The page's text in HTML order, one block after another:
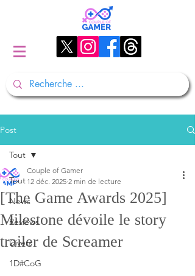
Post
Tout
News
Reviews
Divers
1D#CoG
Tout
[The Game Awards 2025]
Milestone dévoile le story
trailer de Screamer
Couple of Gamer
12 déc. 2025 2 min de lecture